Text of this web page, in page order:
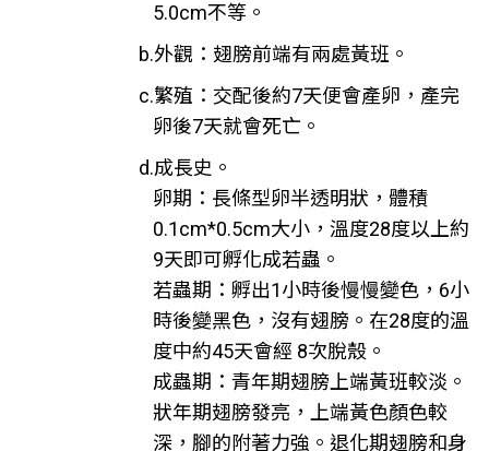
5.0cm不等。
b.外觀：翅膀前端有兩處黃班。
c.繁殖：交配後約7天便會產卵，產完
卵後7天就會死亡。
d.成長史。
卵期：長條型卵半透明狀，體積
0.1cm*0.5cm大小，溫度28度以上約
9天即可孵化成若蟲。
若蟲期：孵出1小時後慢慢變色，6小
時後變黑色，沒有翅膀。在28度的溫
度中約45天會經 8次脫殼。
成蟲期：青年期翅膀上端黃班較淡。
狀年期翅膀發亮，上端黃色顏色較
深，腳的附著力強。退化期翅膀和身